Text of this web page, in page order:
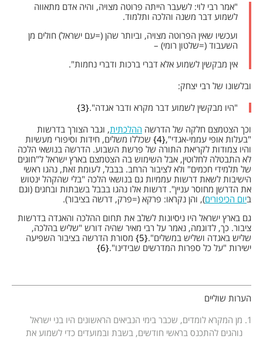
"אמר רבי לוי: לשעבר הייתה פרוטה מצויה, והיה אדם מתאווה
לשמוע דבר משנה והלכה ותלמוד.
ועכשיו שאין הפרוטה מצויה, וביותר שהן (=עם ישראל) חולים מן
השעבוד (=שלטון רומי) –
אין מבקשין לשמוע אלא דברי ברכות ודברי נחמות".
ובלשונו של רבי יצחק:
"היו מבקשין לשמוע דבר מקרא ודבר אגדה". 3
וכך הצטמצם חלקה של הדרשה ההלכתית, וגבר הצורך בדרשות
"בעלות אופי עממי-אגדי", 4 שכללו משלים, חידות וסיפורי מעשיות
והיו צמודות לקריאת התורה של פרשת השבוע. הדרשה בנושאי הלכה
לא התבטלה לחלוטין, אבל השימוש בה הצטמצם בארץ ישראל ל"חוגים
של תלמידי חכמים" ולא לציבור הרחב. בבבל, לעומת זאת, נהגו ראשי
הישיבות לשאת דרשות עממיות גם בנושאי הלכה "בלי שהקהל ינטוש
את הדרשן מחוסר עניין". דרשות אלו נהגו בבבל בשבתות ובחגים (וגם
ביום הכיפורים), והן נקראו: פרקא (=פרק, דרשה בציבור).
גם בארץ ישראל היו ניסיונות לשלב את תחום ההלכה והאגדה בדרשות
ציבור. כך, לדוגמה, נאמר על רבי מאיר שהיה דורש "שליש בהלכה,
שליש באגדה ושליש במשלים". 5 מסורת הדרשה בציבור השפיעה
ישירות "על כל ספרות המדרשים שבידינו". 6
הערות שוליים
מן המקרא לומדים, שכבר בימי הנביאים הראשונים היו בני ישראל
נוהגים להתכנס בראשי חודשים, בשבת ובמועדים כדי לשמוע את